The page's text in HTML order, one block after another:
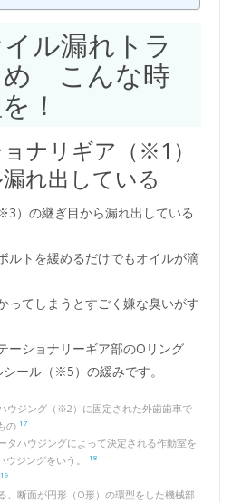
ル漏れトラ
こんな時
！
ナリギア（※1）
れ出している
）の継ぎ目から漏れ出している
ルトを緩めるだけでもオイルが滴
ってしまうとすごく嫌な臭いがす
ーショナリーギア部のOリング
ール（※5）の緩みです。
ウジング（※2）に固定された外歯歯車で
の 17
ハウジングによって決定される作動室を
ウジングをいう。
18
19
、断面が円形（O形）の環型をした機械部